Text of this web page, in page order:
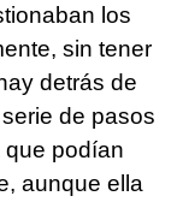
los
sin tener
detrás de
de pasos
podían
aunque ella